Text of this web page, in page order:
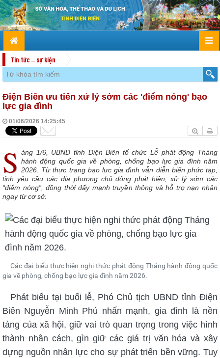
Tin tức – sự kiện
Điện Biên ưu tiên xử lý sớm các 'điểm nóng' bạo
lực gia đình
01/06/2026 14:25:45
S áng 1/6, UBND tỉnh Điện Biên tổ chức Lễ phát động Tháng
hành động quốc gia về phòng, chống bạo lực gia đình năm
2026. Từ thực trạng bạo lực gia đình vẫn diễn biến phức tạp,
tỉnh yêu cầu các địa phương chủ động phát hiện, xử lý sớm các
“điểm nóng”, đồng thời đẩy mạnh truyền thông và hỗ trợ nạn nhân
ngay từ cơ sở.
Các đại biểu thực hiện nghi thức phát động Tháng hành động quốc
gia về phòng, chống bạo lực gia đình năm 2026.
Phát biểu tại buổi lễ, Phó Chủ tịch UBND tỉnh Điện
Biên Nguyễn Minh Phú nhấn mạnh, gia đình là nền
tảng của xã hội, giữ vai trò quan trọng trong việc hình
thành nhân cách, gìn giữ các giá trị văn hóa và xây
dựng nguồn nhân lực cho sự phát triển bền vững. Tuy